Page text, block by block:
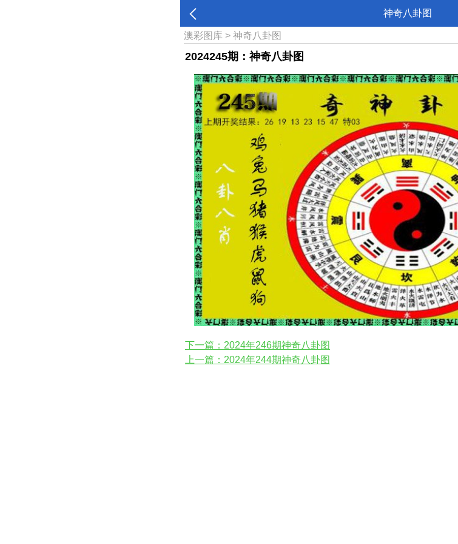
神奇八卦图
澳彩图库 >神奇八卦图
2024245期：神奇八卦图
下一篇：2024年246期神奇八卦图
上一篇：2024年244期神奇八卦图